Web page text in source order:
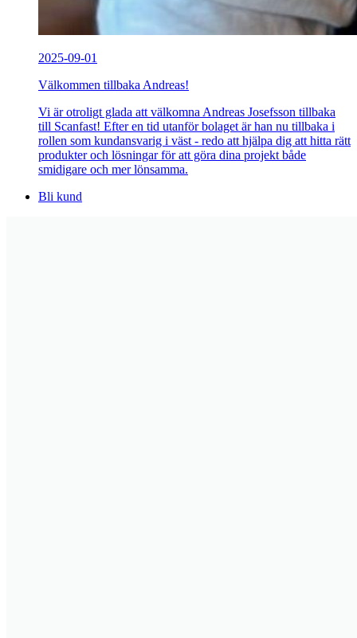
2025-09-01
Välkommen tillbaka Andreas!
Vi är otroligt glada att välkomna Andreas Josefsson tillbaka
till Scanfast! Efter en tid utanför bolaget är han nu tillbaka i
rollen som kundansvarig i väst - redo att hjälpa dig att hitta rätt
produkter och lösningar för att göra dina projekt både
smidigare och mer lönsamma.
Bli kund